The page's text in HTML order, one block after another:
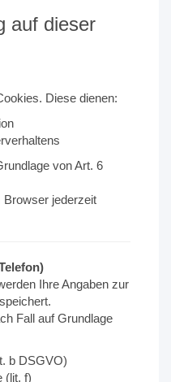
auf dieser
Diese dienen:
von Art. 6
Browser jederzeit
Ihre Angaben zur
Fall auf Grundlage
b DSGVO)
(lit. f)